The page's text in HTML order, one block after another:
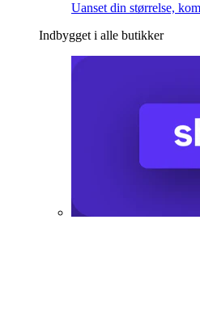
Uanset din størrelse,
Indbygget i alle butikker